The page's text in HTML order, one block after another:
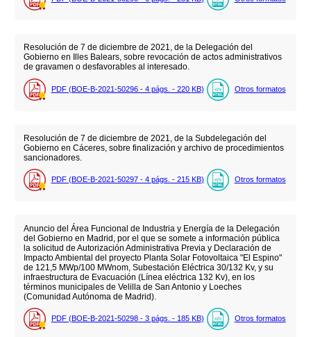
Resolución de 7 de diciembre de 2021, de la Delegación del
Gobierno en Illes Balears, sobre revocación de actos administrativos
de gravamen o desfavorables al interesado.
PDF (BOE-B-2021-50296 - 4 págs. - 220 KB) Otros formatos
Resolución de 7 de diciembre de 2021, de la Subdelegación del
Gobierno en Cáceres, sobre finalización y archivo de procedimientos
sancionadores.
PDF (BOE-B-2021-50297 - 4 págs. - 215 KB) Otros formatos
Anuncio del Área Funcional de Industria y Energía de la Delegación
del Gobierno en Madrid, por el que se somete a información pública
la solicitud de Autorización Administrativa Previa y Declaración de
Impacto Ambiental del proyecto Planta Solar Fotovoltaica "El Espino"
de 121,5 MWp/100 MWnom, Subestación Eléctrica 30/132 Kv, y su
infraestructura de Evacuación (Línea eléctrica 132 Kv), en los
términos municipales de Velilla de San Antonio y Loeches
(Comunidad Autónoma de Madrid).
PDF (BOE-B-2021-50298 - 3 págs. - 185 KB) Otros formatos